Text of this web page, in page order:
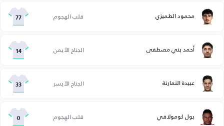
محمود الطميزي قلب الهجوم 77
أحمد بني مصطفى الجناح الأيمن 14
عبيدة النمارنة الجناح الأيسر 33
بول كومولافي قلب الهجوم 0